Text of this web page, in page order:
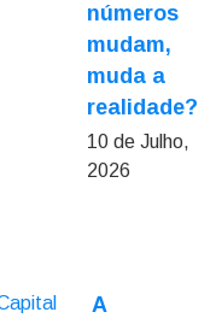
números
mudam,
muda a
realidade?
10 de Julho,
2026
A